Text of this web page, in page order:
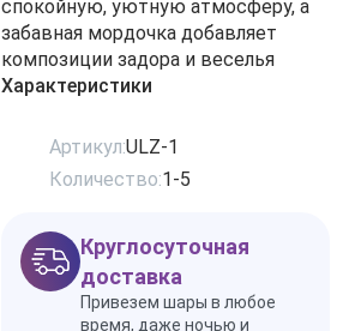
спокойную, уютную атмосферу, а
забавная мордочка добавляет
композиции задора и веселья
Характеристики
Артикул:ULZ-1
Количество:1-5
Круглосуточная
доставка
Привезем шары в любое
время, даже ночью и